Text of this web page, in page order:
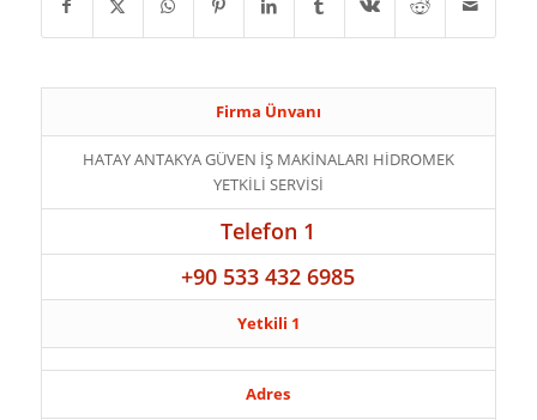
Firma Ünvanı
HATAY ANTAKYA GÜVEN İŞ MAKİNALARI HİDROMEK
YETKİLİ SERVİSİ
Telefon 1
+90 533 432 6985
Yetkili 1
Adres